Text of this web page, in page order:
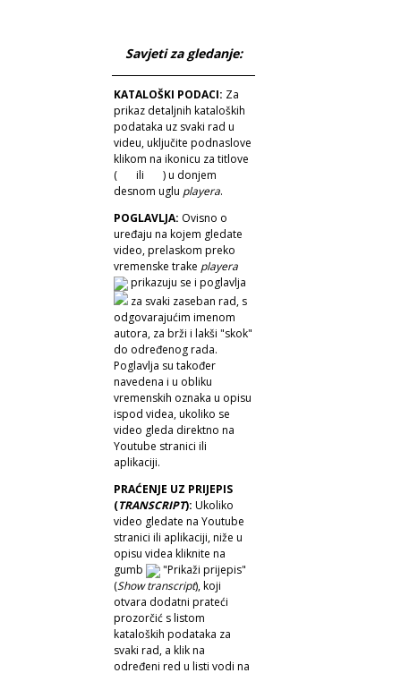
Savjeti za gledanje:
KATALOŠKI PODACI: Za
prikaz detaljnih kataloških
podataka uz svaki rad u
videu, uključite podnaslove
klikom na ikonicu za titlove
(
ili
) u donjem
desnom uglu playera.
POGLAVLJA: Ovisno o
uređaju na kojem gledate
video, prelaskom preko
vremenske trake playera
prikazuju se i poglavlja
za svaki zaseban rad, s
odgovarajućim imenom
autora, za brži i lakši "skok"
do određenog rada.
Poglavlja su također
navedena i u obliku
vremenskih oznaka u opisu
ispod videa, ukoliko se
video gleda direktno na
Youtube stranici ili
aplikaciji.
PRAĆENJE UZ PRIJEPIS
(TRANSCRIPT): Ukoliko
video gledate na Youtube
stranici ili aplikaciji, niže u
opisu videa kliknite na
gumb
"Prikaži prijepis"
(Show transcript), koji
otvara dodatni prateći
prozorčić s listom
kataloških podataka za
svaki rad, a klik na
određeni red u listi vodi na